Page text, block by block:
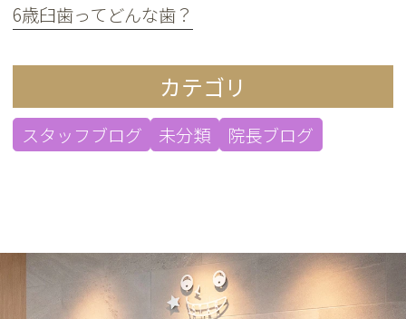
6歳臼歯ってどんな歯？
カテゴリ
スタッフブログ 未分類 院長ブログ